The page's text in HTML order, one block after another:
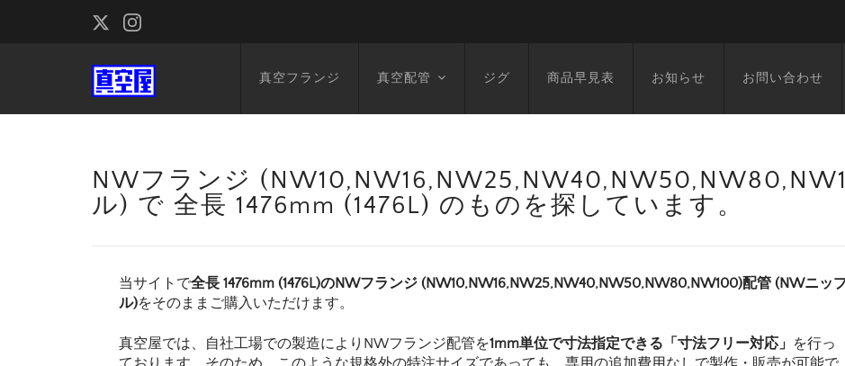
真空フランジ 真空配管 ジグ 商品早見表 お知らせ お問い合わせ
NWフランジ
ル) で 全長 1476mm (1476L) のものを探しています。
当サイトで全長 1476mm (1476L)のNWフランジ (NW10,NW16,NW25,NW40,NW50,NW80,NW100)配管 (NWニッ
ル)をそのままご購入いただけます。
真空屋では、自社工場での製造によりNWフランジ配管を1mm単位で寸法指定できる「寸法フリー対応」 を行っ